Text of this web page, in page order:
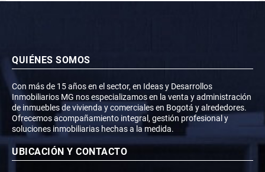
QUIÉNES SOMOS
Con más de 15 años en el sector, en Ideas y Desarrollos
Inmobiliarios MG nos especializamos en la venta y administración
de inmuebles de vivienda y comerciales en Bogotá y alrededores.
Ofrecemos acompañamiento integral, gestión profesional y
soluciones inmobiliarias hechas a la medida.
UBICACIÓN Y CONTACTO